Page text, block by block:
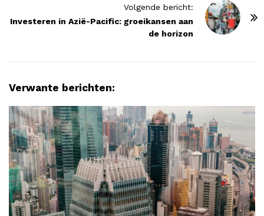
Volgende bericht:
Investeren in Azië-Pacific: groeikansen aan
de horizon
Verwante berichten: